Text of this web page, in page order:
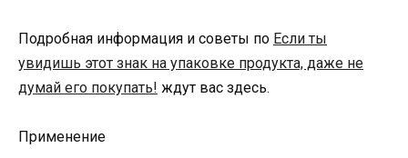
Подробная информация и советы по Если ты
увидишь этот знак на упаковке продукта, даже не
думай его покупать! ждут вас здесь.
Применение